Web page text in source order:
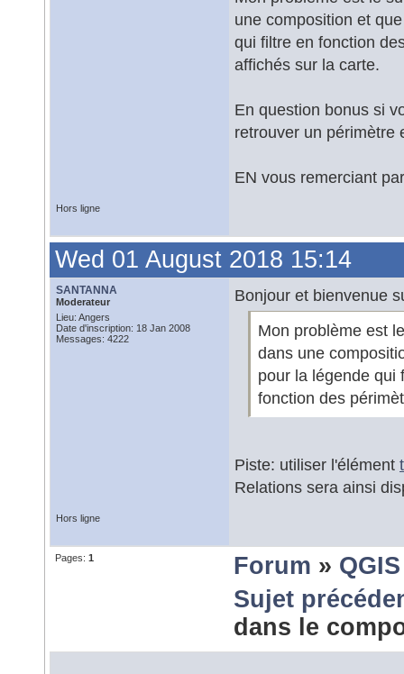
une composition et
qui filtre en fonction
affichés sur la carte.
En question bonus si
retrouver un périmètre
EN vous remerciant
Hors ligne
Wed 01 August 2018 15:14
SANTANNA
Moderateur
Lieu: Angers
Date d'inscription: 18 Jan 2008
Messages: 4222
Bonjour et bienvenue
Mon problème est
dans une
pour la légende qui
fonction des
Piste: utiliser l'élément
Relations sera ainsi
Hors ligne
Pages: 1 Forum » QGIS
Sujet
dans le